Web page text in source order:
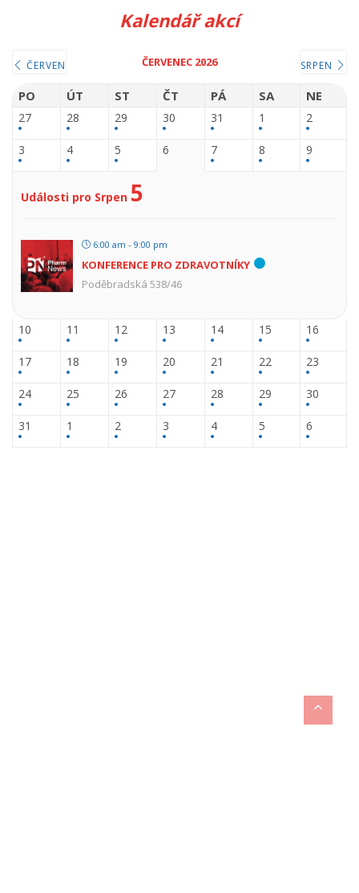
Kalendář akcí
ČERVEN ČERVENEC 2026 SRPEN
PO ÚT ST ČT PÁ SA NE
27 28 29 30 31 1 2
3 4 5 6 7 8 9
Události pro Srpen 5
6:00 am - 9:00 pm
KONFERENCE PRO ZDRAVOTNÍKY
Poděbradská 538/46
10 11 12 13 14 15 16
17 18 19 20 21 22 23
24 25 26 27 28 29 30
31 1 2 3 4 5 6